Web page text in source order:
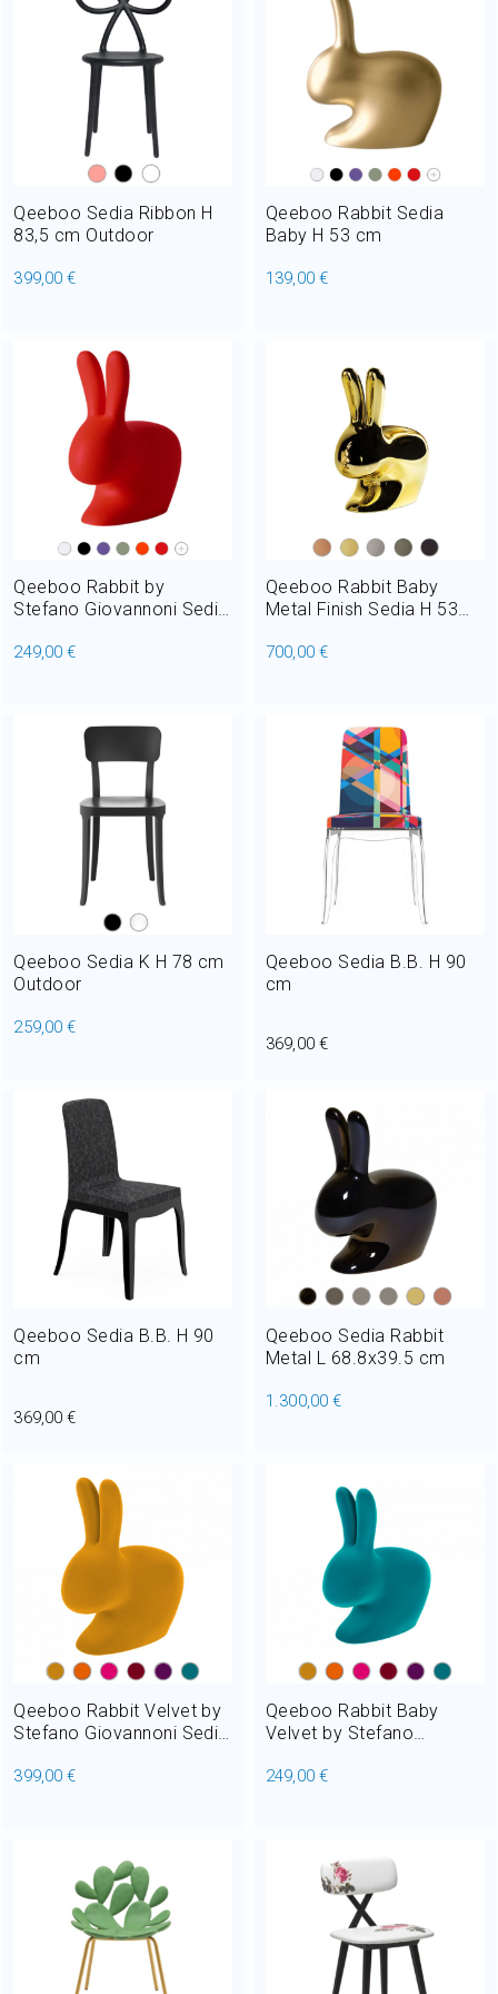
Home Decor
Outlet
Il mio Account
Qeeboo Sedia Ribbon H
83,5 cm Outdoor
399,00 €
Qeeboo Rabbit Sedia
Baby H 53 cm
139,00 €
Qeeboo Rabbit by
Stefano Giovannoni Sedia
249,00 €
Qeeboo Rabbit Baby
Metal Finish Sedia H 53
700,00 €
Qeeboo Sedia K H 78 cm
Outdoor
259,00 €
Qeeboo Sedia B.B. H 90
cm
369,00 €
Qeeboo Sedia B.B. H 90
cm
369,00 €
Qeeboo Sedia Rabbit
Metal L 68.8x39.5 cm
1.300,00 €
Qeeboo Rabbit Velvet by
Stefano Giovannoni Sedia
399,00 €
Qeeboo Rabbit Baby
Velvet by Stefano
Polietilene H 53 cm
249,00 €